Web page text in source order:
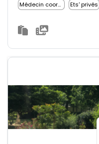
Médecin coordonnateur Ets' privés